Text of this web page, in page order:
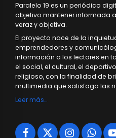
Paralelo 19 es un periódico
objetivo mantener informada
veraz y objetiva.
El proyecto nace de la
emprendedores y
información a los lectores en
el social, el cultural, el
religioso, con la finalidad de
multimedia que satisfaga las
Leer más…